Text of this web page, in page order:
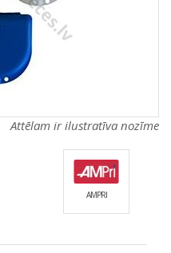
Attēlam ir ilustratīva nozīme
AMPRI